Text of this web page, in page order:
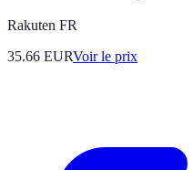
Rakuten FR
35.66 EURVoir le prix